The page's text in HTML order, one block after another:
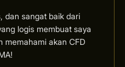
dan sangat baik dari
logis membuat saya
memahami akan CFD